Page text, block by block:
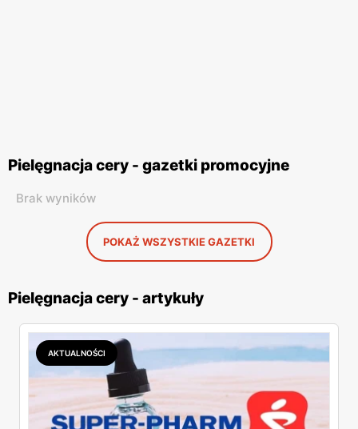
Pielęgnacja cery - gazetki promocyjne
Brak wyników
POKAŻ WSZYSTKIE GAZETKI
Pielęgnacja cery - artykuły
AKTUALNOŚCI